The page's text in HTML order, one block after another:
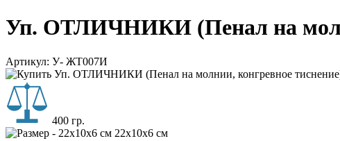
Уп. ОТЛИЧНИКИ (Пенал на
Артикул: У- ЖТ007И
400 гр.
22х10х6 см